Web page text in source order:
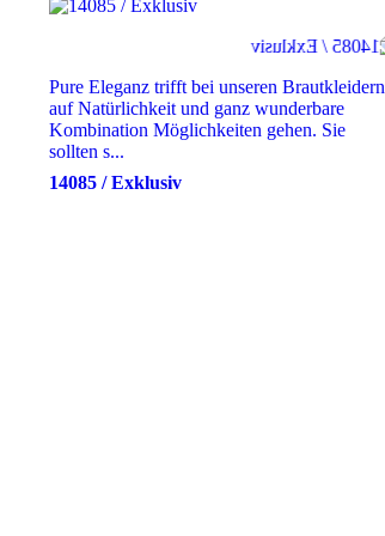
Pure Eleganz trifft bei unseren Brautkleidern
auf Natürlichkeit und ganz wunderbare
Kombination Möglichkeiten gehen. Sie
sollten s...
14085 / Exklusiv